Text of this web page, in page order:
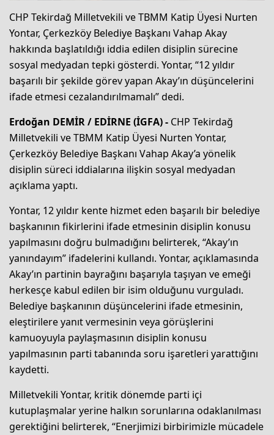
CHP Tekirdağ Milletvekili ve TBMM Katip Üyesi Nurten
Yontar, Çerkezköy Belediye Başkanı Vahap Akay
hakkında başlatıldığı iddia edilen disiplin sürecine
sosyal medyadan tepki gösterdi. Yontar, “12 yıldır
başarılı bir şekilde görev yapan Akay’ın düşüncelerini
ifade etmesi cezalandırılmamalı” dedi.
Erdoğan DEMİR / EDİRNE (İGFA) - CHP Tekirdağ
Milletvekili ve TBMM Katip Üyesi Nurten Yontar,
Çerkezköy Belediye Başkanı Vahap Akay’a yönelik
disiplin süreci iddialarına ilişkin sosyal medyadan
açıklama yaptı.
Yontar, 12 yıldır kente hizmet eden başarılı bir belediye
başkanının fikirlerini ifade etmesinin disiplin konusu
yapılmasını doğru bulmadığını belirterek, “Akay’ın
yanındayım” ifadelerini kullandı. Yontar, açıklamasında
Akay’ın partinin bayrağını başarıyla taşıyan ve emeği
herkesçe kabul edilen bir isim olduğunu vurguladı.
Belediye başkanının düşüncelerini ifade etmesinin,
eleştirilere yanıt vermesinin veya görüşlerini
kamuoyuyla paylaşmasının disiplin konusu
yapılmasının parti tabanında soru işaretleri yarattığını
kaydetti.
Milletvekili Yontar, kritik dönemde parti içi
kutuplaşmalar yerine halkın sorunlarına odaklanılması
gerektiğini belirterek, “Enerjimizi birbirimizle mücadele